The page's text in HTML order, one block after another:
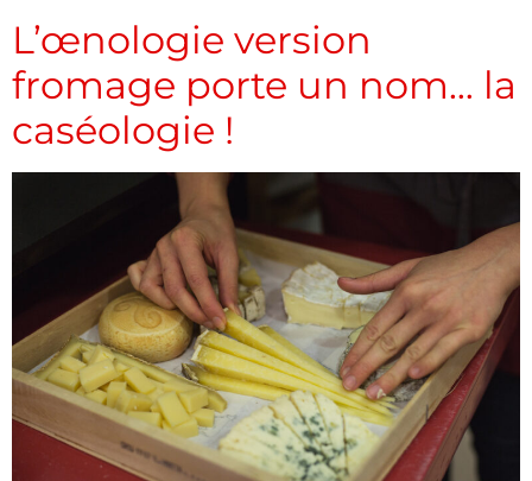
L’œnologie version
fromage porte un nom… la
caséologie !